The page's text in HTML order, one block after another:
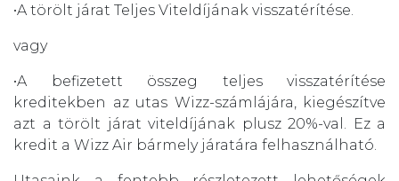
•A törölt járat Teljes Viteldíjának visszatérítése.
vagy
•A befizetett összeg teljes visszatérítése
kreditekben az utas Wizz-számlájára, kiegészítve
azt a törölt járat viteldíjának plusz 20%-val. Ez a
kredit a Wizz Air bármely járatára felhasználható.